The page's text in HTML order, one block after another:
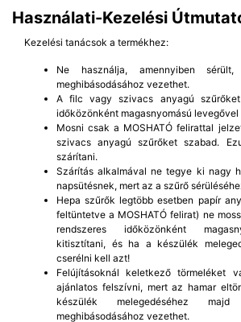
Használati-Kezelési
Kezelési tanácsok a termékhez:
Ne használja, amennyiben
meghibásodásához vezethet.
A filc vagy szivacs anyagú szűrőket
időközönként magasnyomású
Mosni csak a MOSHATÓ felirattal
szivacs anyagú szűrőket szabad.
szárítani.
Szárítás alkalmával ne tegye ki nagy
napsütésnek, mert az a szűrő
Hepa szűrők legtöbb esetben papír
feltüntetve a MOSHATÓ felirat) ne
rendszeres időközönként
kitisztítani, és ha a készülék
cserélni kell azt!
Felújításoknál keletkező törmeléket
ajánlatos felszívni, mert az hamar
készülék melegedéséhez
meghibásodásához vezethet.